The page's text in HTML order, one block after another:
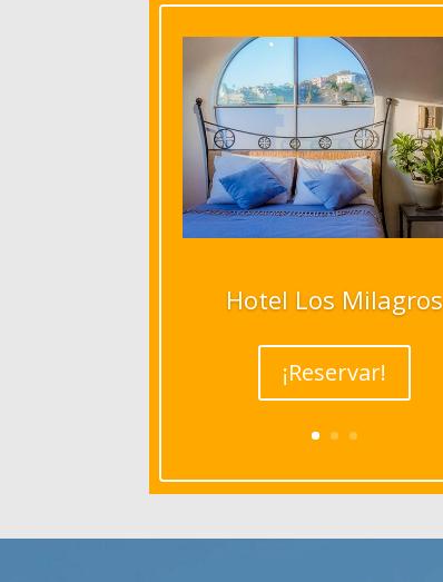
Hotel Los Milagros
¡Reservar!